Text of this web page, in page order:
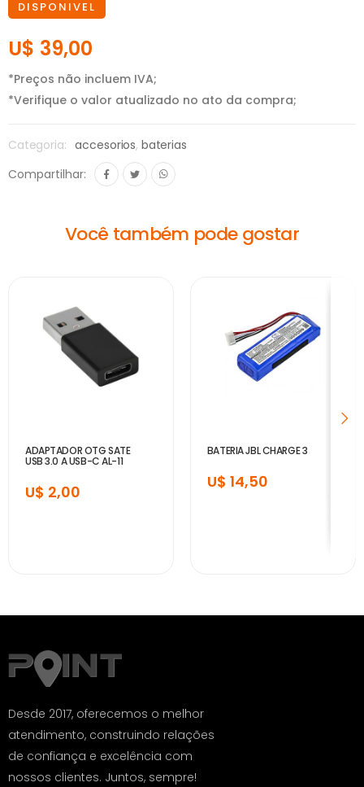
DISPONIVEL
U$ 39,00
*Preços não incluem IVA;
*Verifique o valor atualizado no ato da compra;
Categoria: accesorios, baterias
Compartilhar:
Você também pode gostar
ADAPTADOR OTG SATE
USB 3.0 A USB-C AL-11
U$ 2,00
BATERIA JBL CHARGE 3
U$ 14,50
Desde 2017, oferecemos o melhor
atendimento, construindo relações
de confiança e excelência com
nossos clientes. Juntos, sempre!